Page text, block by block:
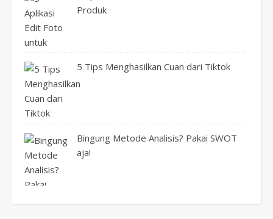
Produk
5 Tips Menghasilkan Cuan dari Tiktok
Bingung Metode Analisis? Pakai SWOT
aja!